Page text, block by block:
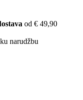
od € 49,90
narudžbu